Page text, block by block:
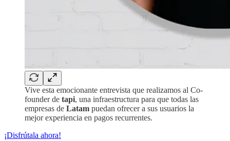
Vive esta emocionante entrevista que realizamos al Co-
founder de tapi, una infraestructura para que todas las
empresas de Latam puedan ofrecer a sus usuarios la
mejor experiencia en pagos recurrentes.
¡Disfrútala ahora!